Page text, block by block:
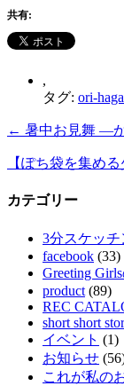
共有:
,
タグ: ori-
← 暑中お見舞 ―
【ぽち袋を集める
カテゴリー
3分スケッチ
facebook (33)
Greeting
product (89)
REC
short short
イベント (1)
お知らせ
これが私の